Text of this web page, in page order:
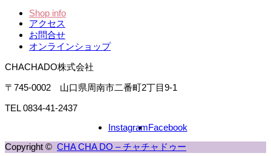
Shop info
アクセス
お問合せ
オンラインショップ
CHACHADO株式会社
〒745-0002 山口県周南市二番町2丁目9-1
TEL 0834-41-2437
Facebook
Instagram
Copyright © CHA CHA DO – チャチャドゥー